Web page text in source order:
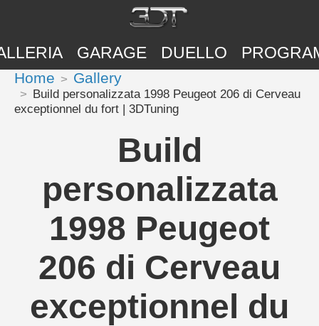
GARAGE DUELLO
Home Gallery
Build personalizzata 1998 Peugeot 206 di Cerveau
exceptionnel du fort | 3DTuning
Build
personalizzata
1998 Peugeot
206 di Cerveau
exceptionnel du